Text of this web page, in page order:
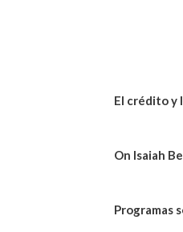
El crédito y
On Isaiah
Programas